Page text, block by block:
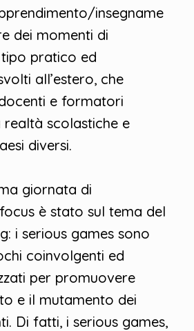
insegname
dei momenti di
pratico ed
all’estero, che
e formatori
scolastiche e
diversi.
giornata di
è stato sul tema del
i serious games sono
coinvolgenti ed
per promuovere
e il mutamento dei
Di fatti, i serious games,